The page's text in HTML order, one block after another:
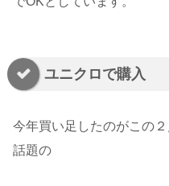
ユニクロで購入
今年買い足したのがこの
話題の